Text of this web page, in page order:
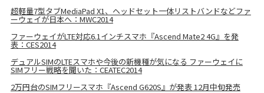
超軽量7型タブMediaPad X1、ヘッドセット一体リストバンドなどファ
ーウェイが日本へ：MWC2014
ファーウェイがLTE対応6.1インチスマホ『Ascend Mate2 4G』を発
表：CES2014
デュアルSIMのLTEスマホや今後の新機種が気になる ファーウェイに
SIMフリー戦略を聞いた：CEATEC2014
2万円台のSIMフリースマホ『Ascend G620S』が発表 12月中旬発売